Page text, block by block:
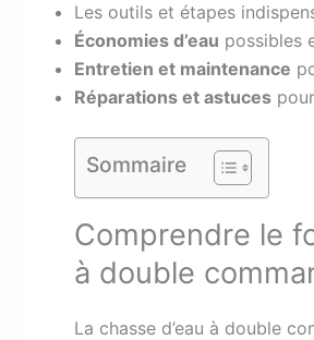
Les outils et étapes
Économies d’eau possibles
Entretien et maintenance
Réparations et astuces
Sommaire
Comprendre le
à double
La chasse d’eau à double